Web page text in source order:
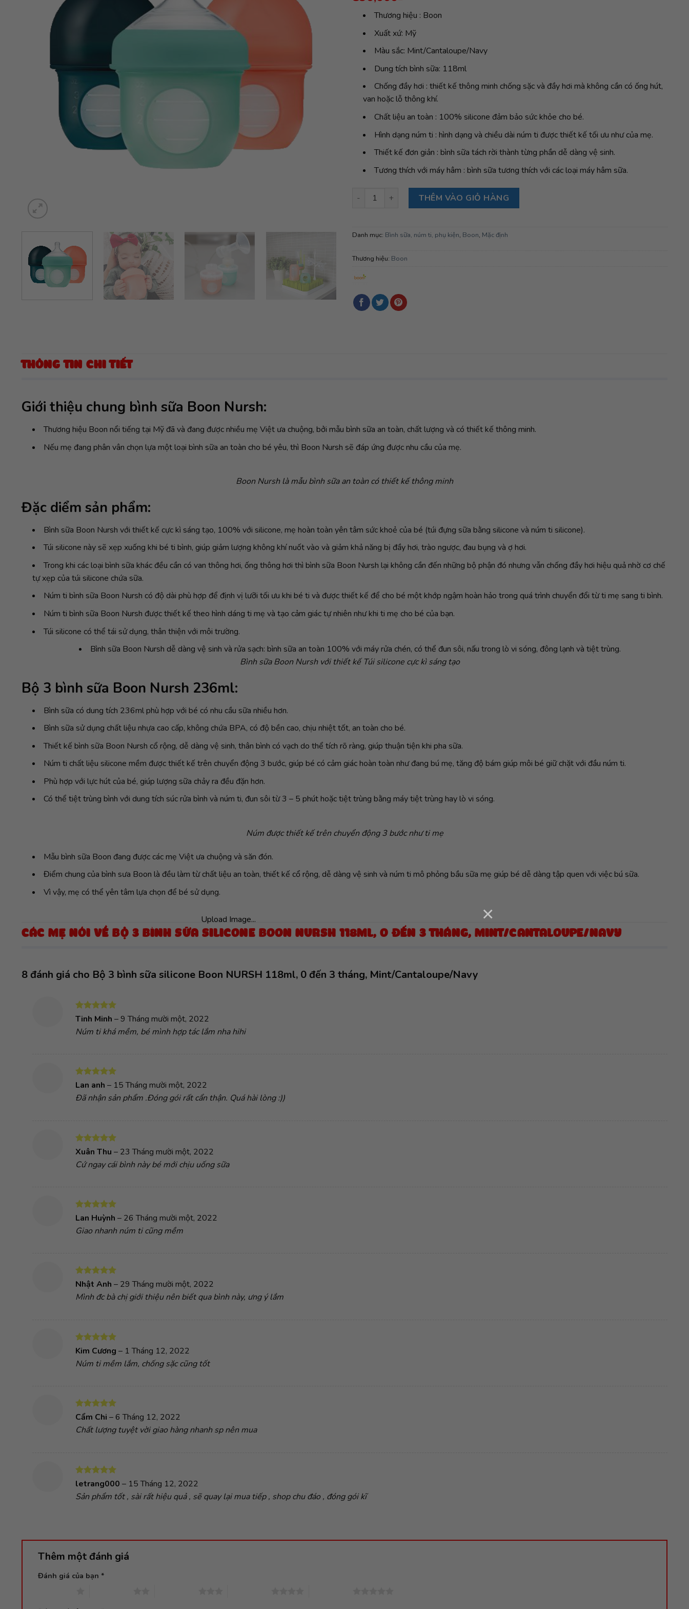
Upload Image... ×
đánh giá
Thương hiệu : Boon
Xuất xứ: Mỹ
Màu sắc: Mint/Cantaloupe/Navy
Dung tích bình sữa: 118ml
Chống đầy hơi : thiết kế thông minh chống sặc và đầy hơi mà không cần có ống hút,
van hoặc lỗ thông khí.
Chất liệu an toàn : 100% silicone đảm bảo sức khỏe cho bé.
Hình dạng núm ti : hình dạng và chiều dài núm ti được thiết kế tối ưu như của mẹ.
Thiết kế đơn giản : bình sữa tách rời thành từng phần dễ dàng vệ sinh.
Tương thích với máy hâm : bình sữa tương thích với các loại máy hâm sữa.
Bộ 3 bình sữa silicone Boon NURSH 118ml, 0 đến 3 tháng, Mint/Cantaloupe/Navy số lượng
THÊM VÀO GIỎ HÀNG
Danh mục: Bình sữa, núm ti, phụ kiện, Boon, Mặc định
Thương hiệu: Boon
THÔNG TIN CHI TIẾT
Giới thiệu chung bình sữa Boon Nursh:
Thương hiệu Boon nổi tiếng tại Mỹ đã và đang được nhiều mẹ Việt ưa chuộng, bởi mẫu bình sữa an toàn, chất lượng và có thiết kế thông minh.
Nếu mẹ đang phân vân chọn lựa một loại bình sữa an toàn cho bé yêu, thì Boon Nursh sẽ đáp ứng được nhu cầu của mẹ.
Boon Nursh là mẫu bình sữa an toàn có thiết kế thông minh
Đặc diểm sản phẩm:
Bình sữa Boon Nursh với thiết kế cực kì sáng tạo, 100% với silicone, mẹ hoàn toàn yên tâm sức khoẻ của bé (túi đựng sữa bằng silicone và núm ti silicone).
Túi silicone này sẽ xẹp xuống khi bé ti bình, giúp giảm lượng không khí nuốt vào và giảm khả năng bị đầy hơi, trào ngược, đau bụng và ợ hơi.
Trong khi các loại bình sữa khác đều cần có van thông hơi, ống thông hơi thì bình sữa Boon Nursh lại không cần đến những bộ phận đó nhưng vẫn chống đầy hơi hiệu quả nhờ cơ chế
tự xẹp của túi silicone chứa sữa.
Núm ti bình sữa Boon Nursh có độ dài phù hợp để định vị lưỡi tối ưu khi bé ti và được thiết kế để cho bé một khớp ngậm hoàn hảo trong quá trình chuyển đổi từ ti mẹ sang ti bình.
Núm ti bình sữa Boon Nursh được thiết kế theo hình dáng ti mẹ và tạo cảm giác tự nhiên như khi ti mẹ cho bé của bạn.
Túi silicone có thể tái sử dụng, thân thiện với môi trường.
Bình sữa Boon Nursh dễ dàng vệ sinh và rửa sạch: bình sữa an toàn 100% với máy rửa chén, có thể đun sôi, nấu trong lò vi sóng, đông lạnh và tiệt trùng.
Bình sữa Boon Nursh với thiết kế Túi silicone cực kì sáng tạo
Bộ 3 bình sữa Boon Nursh 236ml:
Bình sữa có dung tích 236ml phù hợp với bé có nhu cầu sữa nhiều hơn.
Bình sữa sử dụng chất liệu nhựa cao cấp, không chứa BPA, có độ bền cao, chịu nhiệt tốt, an toàn cho bé.
Thiết kế bình sữa Boon Nursh cổ rộng, dễ dàng vệ sinh, thân bình có vạch do thể tích rõ ràng, giúp thuận tiện khi pha sữa.
Núm ti chất liệu silicone mềm được thiết kế trên chuyển động 3 bước, giúp bé có cảm giác hoàn toàn như đang bú mẹ, tăng độ bám giúp môi bé giữ chặt với đầu núm ti.
Phù hợp với lực hút của bé, giúp lượng sữa chảy ra đều đặn hơn.
Có thể tiệt trùng bình với dung tích súc rửa bình và núm ti, đun sôi từ 3 – 5 phút hoặc tiệt trùng bằng máy tiệt trùng hay lò vi sóng.
Núm được thiết kế trên chuyển động 3 bước như ti mẹ
Mẫu bình sữa Boon đang được các mẹ Việt ưa chuộng và săn đón.
Điểm chung của bình sưa Boon là đều làm từ chất liệu an toàn, thiết kế cổ rộng, dễ dàng vệ sinh và núm ti mô phỏng bầu sữa mẹ giúp bé dễ dàng tập quen với việc bú sữa.
Vì vậy, mẹ có thể yên tâm lựa chọn để bé sử dụng.
CÁC MẸ NÓI VỀ BỘ 3 BÌNH SỮA SILICONE BOON NURSH 118ML, 0 ĐẾN 3 THÁNG, MINT/CANTALOUPE/NAVY
8 đánh giá cho Bộ 3 bình sữa silicone Boon NURSH 118ml, 0 đến 3 tháng, Mint/Cantaloupe/Navy
Được xếp
sao
Tinh Minh –9 Tháng mười một, 2022
Núm ti khá mềm, bé mình hợp tác lắm nha hihi
Được xếp
sao
Lan anh – 15 Tháng mười một, 2022
Đã nhận sản phẩm .Đóng gói rất cẩn thận. Quá hài lòng :))
Được xếp
sao
Xuân Thu – 23 Tháng mười một, 2022
Cứ ngay cái bình này bé mới chịu uống sữa
Được xếp
5
sao
Lan Huỳnh – 26 Tháng mười một, 2022
Giao nhanh núm ti cũng mềm
Được xếp
hạng
sao
Nhật Anh – 29 Tháng mười một, 2022
Mình đc bà chị giới thiệu nên biết qua bình này, ưng ý lắm
Được xếp
sao
Kim Cương – 1 Tháng 12, 2022
Núm ti mềm lắm, chống sặc cũng tốt
Được xếp
sao
Cẩm Chi –6 Tháng 12, 2022
Chất lượng tuyệt vời giao hàng nhanh sp nên mua
Được xếp
5
sao
letrang000 – 15 Tháng 12, 2022
Sản phẩm tốt , sài rất hiệu quả , sẽ quay lại mua tiếp , shop chu đáo , đóng gói kĩ
Thêm một đánh giá
Đánh giá của bạn *